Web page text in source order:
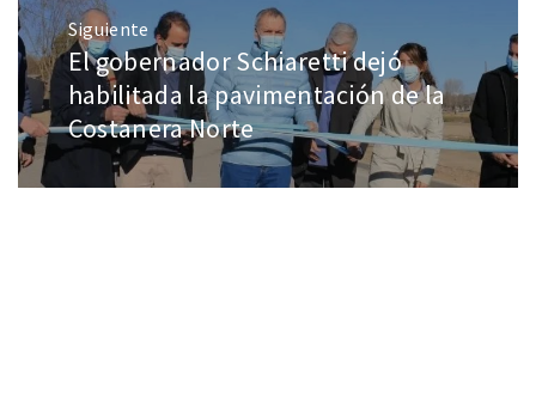
Siguiente
El gobernador Schiaretti dejó
habilitada la pavimentación de la
Costanera Norte